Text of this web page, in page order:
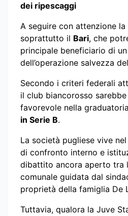
dei ripescaggi
A seguire con attenzione la
soprattutto il Bari, che
principale beneficiario di
dell’operazione salvezza
Secondo i criteri federali
il club biancorosso
favorevole nella
in Serie B.
La società pugliese vive
di confronto interno e
dibattito ancora aperto tra
comunale guidata dal
proprietà della famiglia De
Tuttavia, qualora la Juve